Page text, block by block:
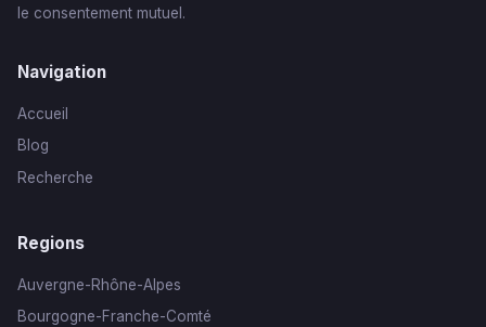
le consentement mutuel.
Navigation
Accueil
Blog
Recherche
Regions
Auvergne-Rhône-Alpes
Bourgogne-Franche-Comté